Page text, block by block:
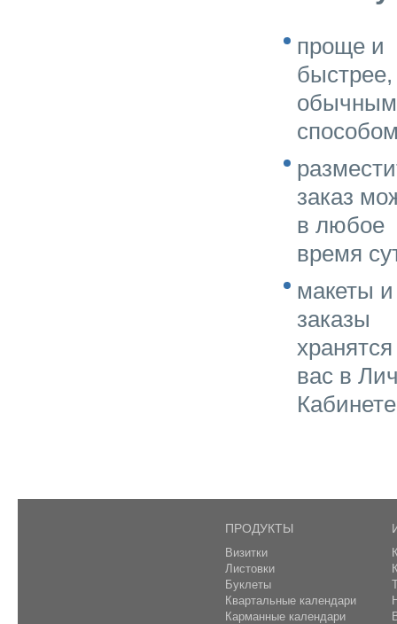
проще и
обычным
заказ
в любое
время
макеты и
заказы
вас в
Кабинете
ПРОДУКТЫ
Визитки
Листовки
Буклеты
Квартальные календари
Карманные календари